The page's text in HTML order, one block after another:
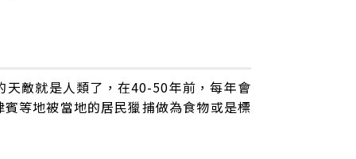
敵就是人類了，在40-50年前，每年會
等地被當地的居民獵捕做為食物或是標